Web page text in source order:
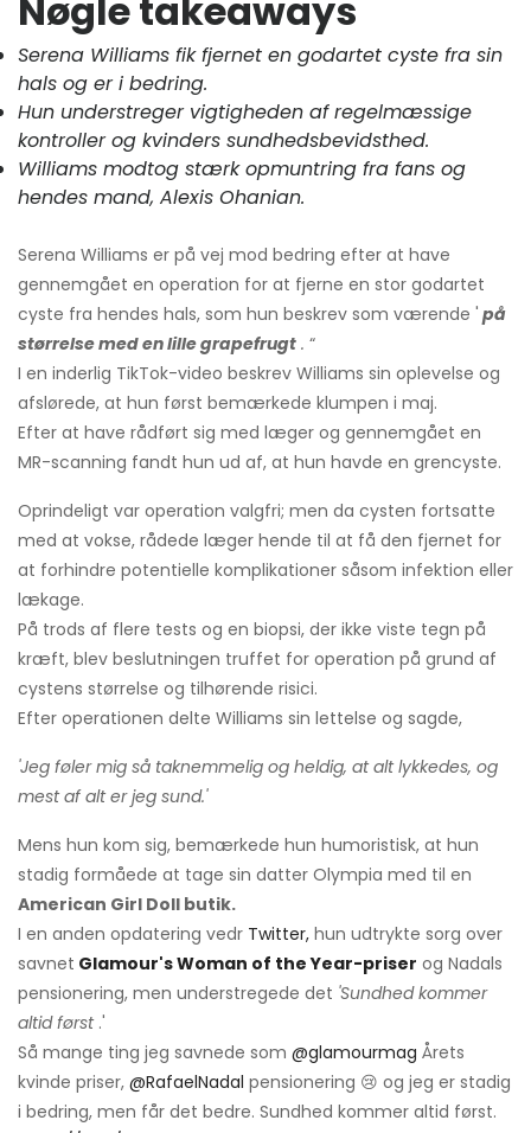
Nøgle takeaways
Serena Williams fik fjernet en godartet cyste fra sin
hals og er i bedring.
Hun understreger vigtigheden af ​​regelmæssige
kontroller og kvinders sundhedsbevidsthed.
Williams modtog stærk opmuntring fra fans og
hendes mand, Alexis Ohanian.
Serena Williams er på vej mod bedring efter at have
gennemgået en operation for at fjerne en stor godartet
cyste fra hendes hals, som hun beskrev som værende ' på
størrelse med en lille grapefrugt . “
I en inderlig TikTok-video beskrev Williams sin oplevelse og
afslørede, at hun først bemærkede klumpen i maj.
Efter at have rådført sig med læger og gennemgået en
MR-scanning fandt hun ud af, at hun havde en grencyste.
Oprindeligt var operation valgfri; men da cysten fortsatte
med at vokse, rådede læger hende til at få den fjernet for
at forhindre potentielle komplikationer såsom infektion eller
lækage.
På trods af flere tests og en biopsi, der ikke viste tegn på
kræft, blev beslutningen truffet for operation på grund af
cystens størrelse og tilhørende risici.
Efter operationen delte Williams sin lettelse og sagde,
'Jeg føler mig så taknemmelig og heldig, at alt lykkedes, og
mest af alt er jeg sund.'
Mens hun kom sig, bemærkede hun humoristisk, at hun
stadig formåede at tage sin datter Olympia med til en
American Girl Doll butik.
I en anden opdatering vedr Twitter, hun udtrykte sorg over
savnet Glamour's Woman of the Year-priser og Nadals
pensionering, men understregede det 'Sundhed kommer
altid først.'
Så mange ting jeg savnede som @glamourmag Årets
kvinde priser, @RafaelNadal pensionering 😢 og jeg er stadig
i bedring, men får det bedre. Sundhed kommer altid først.